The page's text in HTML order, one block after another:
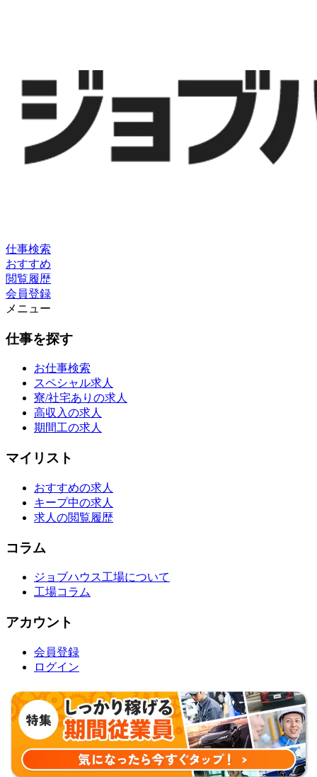
仕事検索
おすすめ
閲覧履歴
会員登録
メニュー
仕事を探す
お仕事検索
スペシャル求人
寮/社宅ありの求人
高収入の求人
期間工の求人
マイリスト
おすすめの求人
キープ中の求人
求人の閲覧履歴
コラム
ジョブハウス工場について
工場コラム
アカウント
会員登録
ログイン